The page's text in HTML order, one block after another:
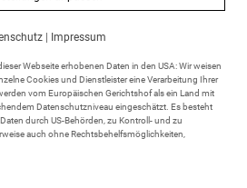
Rathausplatz 6
Scheidegg
Impressum
Webseite erhobenen Daten in den USA: Wir weisen
Cookies und Dienstleister eine Verarbeitung Ihrer
vom Europäischen Gerichtshof als ein Land mit
Datenschutzniveau eingeschätzt. Es besteht
durch US-Behörden, zu Kontroll- und zu
auch ohne Rechtsbehelfsmöglichkeiten,